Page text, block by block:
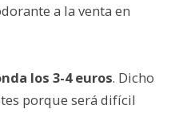
a la venta en
los 3-4 euros. Dicho
porque será difícil